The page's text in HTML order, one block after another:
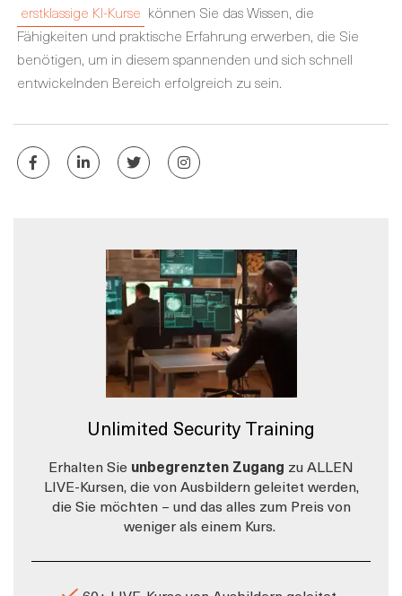
erstklassige KI-Kurse können Sie das Wissen, die
Fähigkeiten und praktische Erfahrung erwerben, die Sie
benötigen, um in diesem spannenden und sich schnell
entwickelnden Bereich erfolgreich zu sein.
Unlimited Security Training
Erhalten Sie unbegrenzten Zugang zu ALLEN
LIVE-Kursen, die von Ausbildern geleitet werden,
die Sie möchten – und das alles zum Preis von
weniger als einem Kurs.